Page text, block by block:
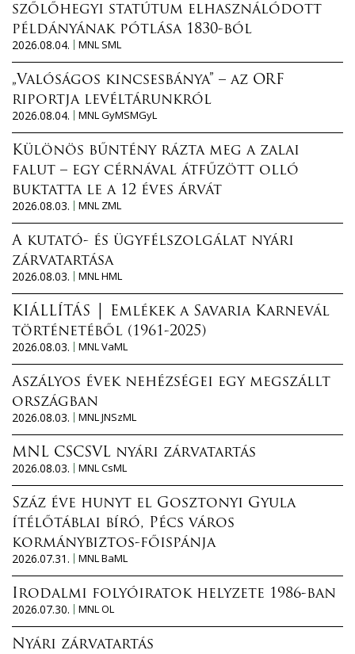
szőlőhegyi statútum elhasználódott
példányának pótlása 1830-ból
2026.08.04.
MNL SML
„Valóságos kincsesbánya” – az ORF
riportja levéltárunkról
2026.08.04.
MNL GyMSMGyL
Különös bűntény rázta meg a zalai
falut – egy cérnával átfűzött olló
buktatta le a 12 éves árvát
2026.08.03.
MNL ZML
A kutató- és ügyfélszolgálat nyári
zárvatartása
2026.08.03.
MNL HML
KIÁLLÍTÁS │ Emlékek a Savaria Karnevál
történetéből (1961-2025)
2026.08.03.
MNL VaML
Aszályos évek nehézségei egy megszállt
országban
2026.08.03.
MNL JNSzML
MNL CSCSVL nyári zárvatartás
2026.08.03.
MNL CsML
Száz éve hunyt el Gosztonyi Gyula
ítélőtáblai bíró, Pécs város
kormánybiztos-főispánja
2026.07.31.
MNL BaML
Irodalmi folyóiratok helyzete 1986-ban
2026.07.30.
MNL OL
Nyári zárvatartás